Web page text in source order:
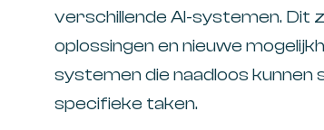
verschillende AI-systemen. Dit
oplossingen en nieuwe
systemen die naadloos
specifieke taken.